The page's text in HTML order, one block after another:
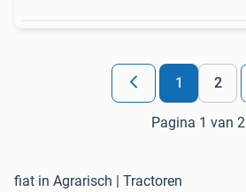
1 2
Pagina 1 van 2
fiat in Agrarisch | Tractoren